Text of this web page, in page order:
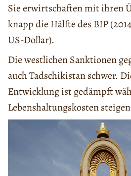
Sie erwirtschaften mit ihren
knapp die Hälfte des BIP
US-Dollar).
Die westlichen Sanktionen
auch Tadschikistan schwer.
Entwicklung ist gedämpft
Lebenshaltungskosten